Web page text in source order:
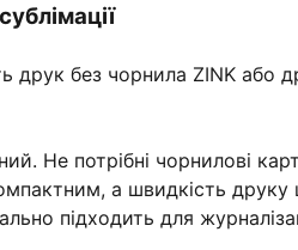
друк без чорнила ZINK або
Не потрібні чорнилові
а швидкість
підходить для